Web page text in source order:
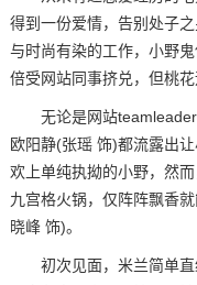
得到一份爱情，告别处子
与时尚有染的工作，小野
倍受网站同事挤兑，但桃
无论是网站
欧阳静(张瑶 饰)都流露出
欢上单纯执拗的小野，然
九宫格火锅，仅阵阵飘香
晓峰 饰)。
初次见面，米兰简单